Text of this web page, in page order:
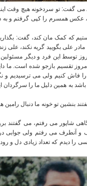
می گفت:تو سردخونه هیچ وقت
عکس همسرم را کپی گرفتم و
که کمک مان کند، گفت:
مادر علی بگویید گریه نکند، علی
امروز تقسیم بازجو شده است.ما
فاش کنیم ولی می ترسیدیم و
به همین دلیل ما را
بنشین تو خونه ما دنبال رامین
شاپور می رفتم، می گفتند
و آنطرف می رفتم ولی جوابی
را دیدم که تعداد زیادی دل و